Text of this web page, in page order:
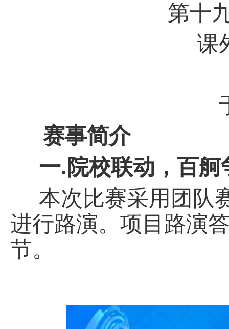
第十
课
赛事简介
一.院校联动，百舸
本次比赛采用团队
进行路演。项目路演
节。